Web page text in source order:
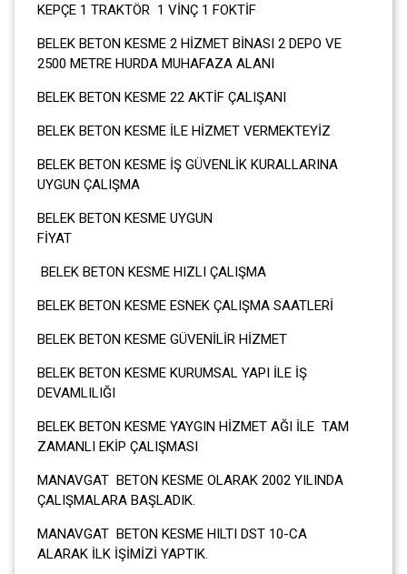
KEPÇE 1 TRAKTÖR 1 VİNÇ 1 FOKTİF
BELEK BETON KESME 2 HİZMET BİNASI 2 DEPO VE
2500 METRE HURDA MUHAFAZA ALANI
BELEK BETON KESME 22 AKTİF ÇALIŞANI
BELEK BETON KESME İLE HİZMET VERMEKTEYİZ
BELEK BETON KESME İŞ GÜVENLİK KURALLARINA
UYGUN ÇALIŞMA
BELEK BETON KESME UYGUN
BELEK BETON KESME HIZLI ÇALIŞMA
BELEK BETON KESME ESNEK ÇALIŞMA SAATLERİ
BELEK BETON KESME GÜVENİLİR HİZMET
BELEK BETON KESME KURUMSAL YAPI İLE İŞ
DEVAMLILIĞI
BELEK BETON KESME YAYGIN HİZMET AĞI İLE TAM
ZAMANLI EKİP ÇALIŞMASI
MANAVGAT BETON KESME OLARAK 2002 YILINDA
ÇALIŞMALARA BAŞLADIK.
MANAVGAT BETON KESME HILTI DST 10-CA
ALARAK İLK İŞİMİZİ YAPTIK.